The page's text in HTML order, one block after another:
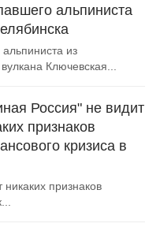
альпиниста
из
Ключевская...
Россия" не видит
признаков
кризиса в
признаков